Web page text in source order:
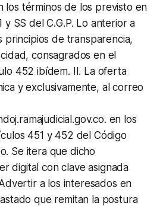
los términos de los previsto en
SS del C.G.P. Lo anterior a
principios de transparencia,
consagrados en el
452 ibídem. II. La oferta
y exclusivamente, al correo
en los
451 y 452 del Código
Se itera que dicho
digital con clave asignada
a los interesados en
que remitan la postura